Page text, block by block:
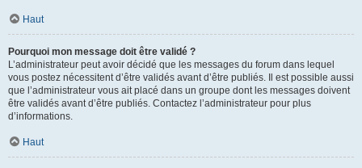
Haut
Pourquoi mon message doit être validé ?
L’administrateur peut avoir décidé que les messages du forum dans lequel
vous postez nécessitent d’être validés avant d’être publiés. Il est possible aussi
que l’administrateur vous ait placé dans un groupe dont les messages doivent
être validés avant d’être publiés. Contactez l’administrateur pour plus
d’informations.
Haut